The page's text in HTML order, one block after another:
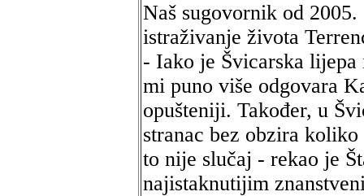
Naš sugovornik od
istraživanje života
- Iako je Švicarska lijepa
mi puno više odgovara
opušteniji. Također, u
stranac bez obzira
to nije slučaj - rekao je
najistaknutijim